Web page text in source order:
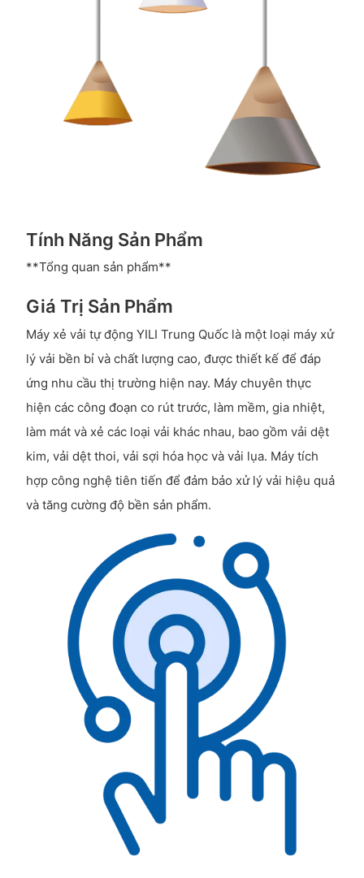
Tính Năng Sản Phẩm
**Tổng quan sản phẩm**
Giá Trị Sản Phẩm
Máy xẻ vải tự động YILI Trung Quốc là một loại máy xử
lý vải bền bỉ và chất lượng cao, được thiết kế để đáp
ứng nhu cầu thị trường hiện nay. Máy chuyên thực
hiện các công đoạn co rút trước, làm mềm, gia nhiệt,
làm mát và xẻ các loại vải khác nhau, bao gồm vải dệt
kim, vải dệt thoi, vải sợi hóa học và vải lụa. Máy tích
hợp công nghệ tiên tiến để đảm bảo xử lý vải hiệu quả
và tăng cường độ bền sản phẩm.